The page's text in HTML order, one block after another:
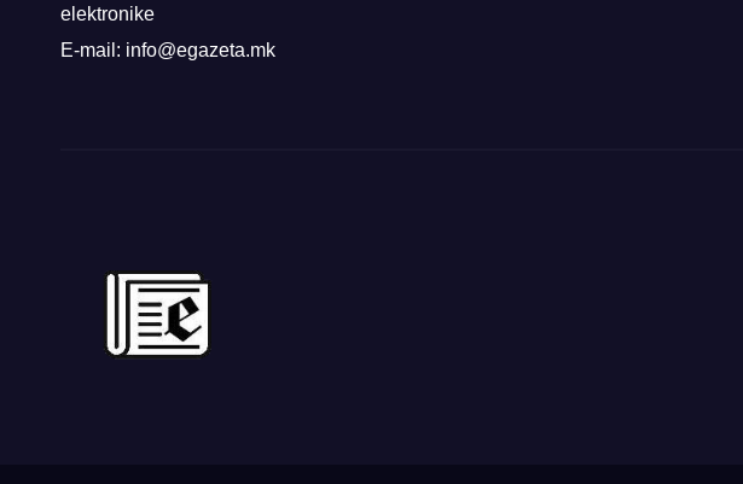
elektronike
E-mail: info@egazeta.mk